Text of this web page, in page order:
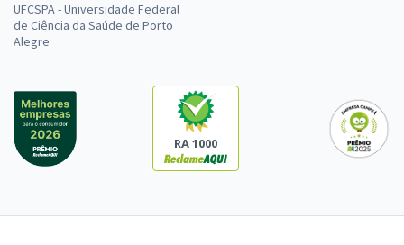
UFCSPA - Universidade Federal
de Ciência da Saúde de Porto
Alegre
RA 1000